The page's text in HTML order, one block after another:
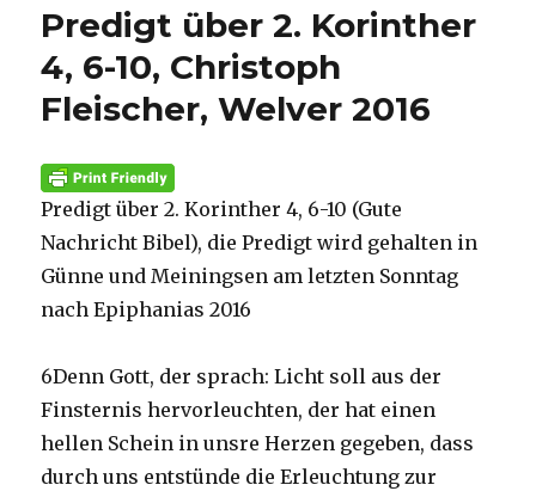
Predigt über 2. Korinther
4, 6-10, Christoph
Fleischer, Welver 2016
Predigt über 2. Korinther 4, 6-10 (Gute
Nachricht Bibel), die Predigt wird gehalten in
Günne und Meiningsen am letzten Sonntag
nach Epiphanias 2016
6Denn Gott, der sprach: Licht soll aus der
Finsternis hervorleuchten, der hat einen
hellen Schein in unsre Herzen gegeben, dass
durch uns entstünde die Erleuchtung zur